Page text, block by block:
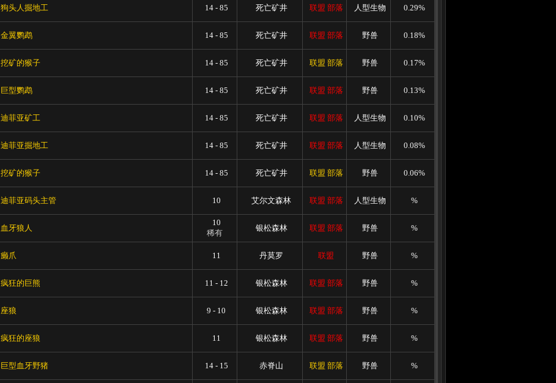
狗头人掘地工 14 - 85 死亡矿井 联盟 部落 人型生物 0.29%
金翼鹦鹉 14 - 85 死亡矿井 联盟 部落 野兽 0.18%
挖矿的猴子 14 - 85 死亡矿井 联盟 部落 野兽 0.17%
巨型鹦鹉 14 - 85 死亡矿井 联盟 部落 野兽 0.13%
迪菲亚矿工 14 - 85 死亡矿井 联盟 部落 人型生物 0.10%
迪菲亚掘地工 14 - 85 死亡矿井 联盟 部落 人型生物 0.08%
挖矿的猴子 14 - 85 死亡矿井 联盟 部落 野兽 0.06%
迪菲亚码头主管 10 艾尔文森林 联盟 部落 人型生物 %
血牙狼人
10
稀有
银松森林 联盟 部落 野兽 %
癞爪 11 丹莫罗 联盟 野兽 %
疯狂的巨熊 11 - 12 银松森林 联盟 部落 野兽 %
座狼 9 - 10 银松森林 联盟 部落 野兽 %
疯狂的座狼 11 银松森林 联盟 部落 野兽 %
巨型血牙野猪 14 - 15 赤脊山 联盟 部落 野兽 %